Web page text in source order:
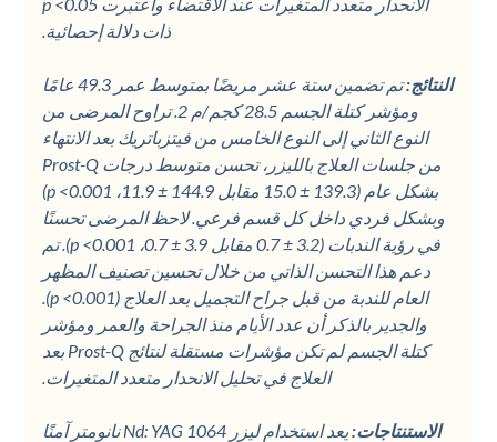
ذات دلالة إحصائية.
النتائج:
تم تضمين ستة عشر مريضًا بمتوسط عمر 49.3 عامًا
ومؤشر كتلة الجسم 28.5 كجم/م 2. تراوح المرضى من
النوع الثاني إلى النوع الخامس من فيتزباتريك بعد الانتهاء
من جلسات العلاج بالليزر، تحسن متوسط درجات Prost-Q
بشكل عام (139.3 ± 15.0 مقابل 144.9 ± 11.9، p <0.001)
وبشكل فردي داخل كل قسم فرعي. لاحظ المرضى تحسنًا
في رؤية الندبات (3.2 ± 0.7 مقابل 3.9 ± 0.7، p <0.001). تم
دعم هذا التحسن الذاتي من خلال تحسين تصنيف المظهر
العام للندبة من قبل جراح التجميل بعد العلاج (p <0.001).
والجدير بالذكر أن عدد الأيام منذ الجراحة والعمر ومؤشر
كتلة الجسم لم تكن مؤشرات مستقلة لنتائج Prost-Q بعد
العلاج في تحليل الانحدار متعدد المتغيرات.
الاستنتاجات:
يعد استخدام ليزر Nd: YAG 1064 نانومتر آمنًا